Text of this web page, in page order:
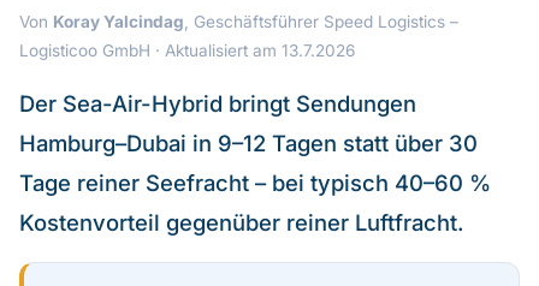
Praxis
Über uns
Kontakt
EN
Von Koray Yalcindag , Geschäftsführer Speed Logistics –
Logisticoo GmbH · Aktualisiert am 13.7.2026
Der Sea-Air-Hybrid bringt Sendungen
Hamburg–Dubai in 9–12 Tagen statt über 30
Tage reiner Seefracht – bei typisch 40–60 %
Kostenvorteil gegenüber reiner Luftfracht.